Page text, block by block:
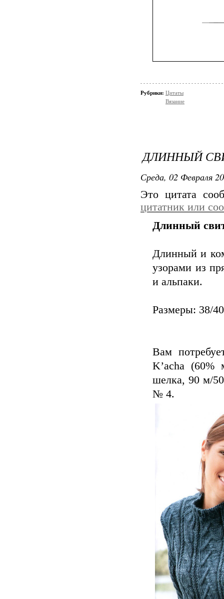
Рубрики: Цитаты
Вязание
ДЛИННЫЙ
Среда, 02 Февраля
Это цитата
цитатник или
Длинный
Длинный и
узорами из
и альпаки.
Размеры: 38/
Вам
K’acha (60%
шелка, 90 м/
№ 4.